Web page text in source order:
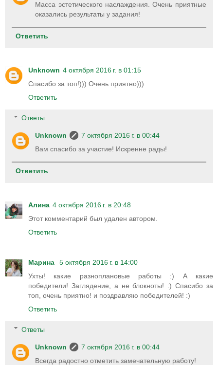
Масса эстетического наслаждения. Очень приятные
оказались результаты у задания!
Ответить
Unknown 4 октября 2016 г. в 01:15
Спасибо за топ!))) Очень приятно)))
Ответить
Ответы
Unknown
7 октября 2016 г. в 00:44
Вам спасибо за участие! Искренне рады!
Ответить
Алина 4 октября 2016 г. в 20:48
Этот комментарий был удален автором.
Ответить
Марина
5 октября 2016 г. в 14:00
Ухты! какие разноплановые работы :) А какие
победители! Заглядение, а не блокноты! :) Спасибо за
топ, очень приятно! и поздравляю победителей! :)
Ответить
Ответы
Unknown
7 октября 2016 г. в 00:44
Всегда радостно отметить замечательную работу!